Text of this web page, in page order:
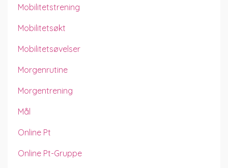
Mobilitetstrening
Mobilitetsøkt
Mobilitetsøvelser
Morgenrutine
Morgentrening
Mål
Online Pt
Online Pt-Gruppe